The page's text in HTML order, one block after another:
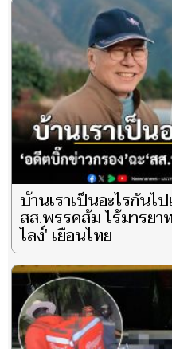
บ้านเราเป็นอะไรกันไ
สส.พรรคส้ม ไร้มารย
ไลง์' เยือนไทย